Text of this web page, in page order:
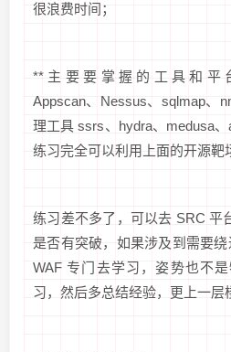
很浪费时间；
**主要要掌握的工具和平
Appscan、Nessus、sqlmap、
理工具 ssrs、hydra、medusa
练习完全可以利用上面的开源靶
练习差不多了，可以去 SRC 平
是否有突破，如果涉及到需要
WAF 专门去学习，姿势也不
习，然后多总结经验，更上一层